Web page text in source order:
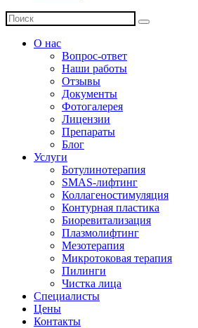
О нас
Вопрос-ответ
Наши работы
Отзывы
Документы
Фотогалерея
Лицензии
Препараты
Блог
Услуги
Ботулинотерапия
SMAS-лифтинг
Коллагеностимуляция
Контурная пластика
Биоревитализация
Плазмолифтинг
Мезотерапия
Микротоковая терапия
Пилинги
Чистка лица
Специалисты
Цены
Контакты